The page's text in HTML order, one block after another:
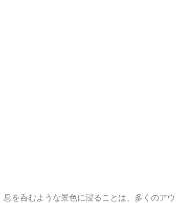
を呑むような景色に浸ることは、多くのア